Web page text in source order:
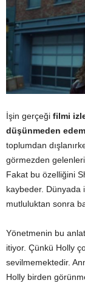
İşin gerçeği filmi
düşünmeden
toplumdan
görmezden
Fakat bu özelliğini
kaybeder. Dünyada
mutluluktan sonra
Yönetmenin bu
itiyor. Çünkü Holly
sevilmemektedir.
Holly birden